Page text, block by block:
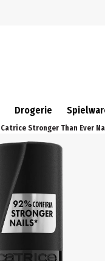
Drogerie
Catrice Stronger Than Ever